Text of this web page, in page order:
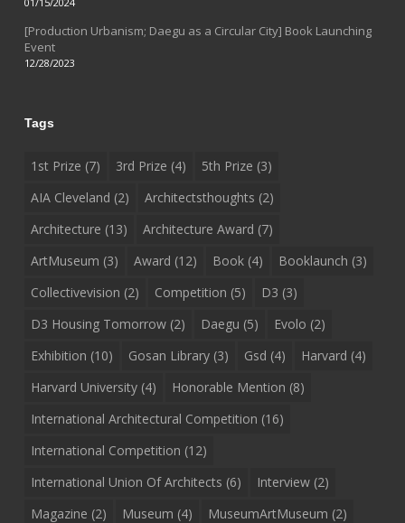
[Production Urbanism; Daegu as a Circular City] Book Launching
Event
12/28/2023
Tags
1st Prize (7) 3rd Prize (4) 5th Prize (3)
AIA Cleveland (2) Architectsthoughts (2)
Architecture (13) Architecture Award (7)
ArtMuseum (3) Award (12) Book(4) Booklaunch (3)
Collectivevision (2) Competition (5) D3 (3)
D3 Housing Tomorrow(2) Daegu (5) Evolo (2)
Exhibition (10) Gosan Library(3) Gsd (4) Harvard (4)
Harvard University(4) Honorable Mention (8)
International Architectural Competition (16)
International Competition (12)
International Union Of Architects (6) Interview(2)
Magazine (2) Museum (4) MuseumArtMuseum (2)